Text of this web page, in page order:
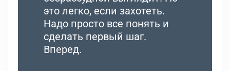
это легко, если захотеть.
Надо просто все понять и
сделать первый шаг.
Вперед.